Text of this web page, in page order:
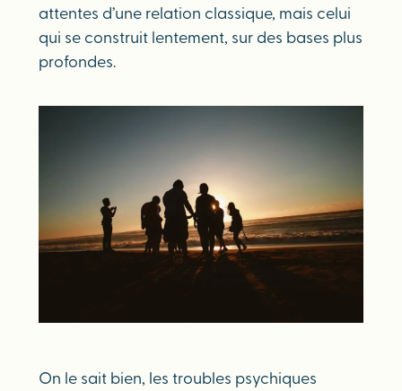
attentes d’une relation classique, mais celui
qui se construit lentement, sur des bases plus
profondes.
On le sait bien, les troubles psychiques